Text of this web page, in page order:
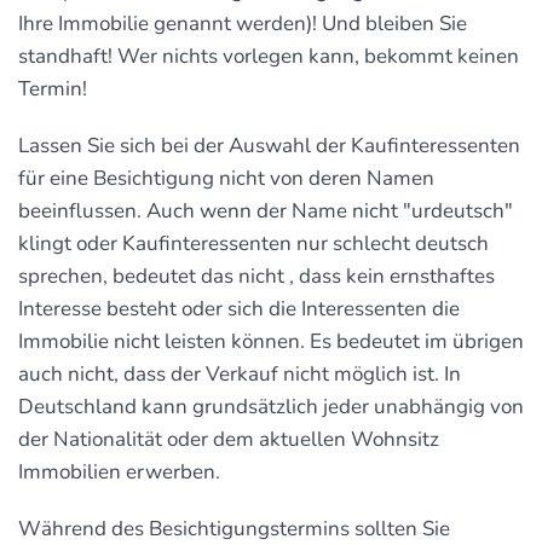
Ihre Immobilie genannt werden)! Und bleiben Sie
standhaft! Wer nichts vorlegen kann, bekommt keinen
Termin!
Lassen Sie sich bei der Auswahl der Kaufinteressenten
für eine Besichtigung nicht von deren Namen
beeinflussen. Auch wenn der Name nicht "urdeutsch"
klingt oder Kaufinteressenten nur schlecht deutsch
sprechen, bedeutet das nicht , dass kein ernsthaftes
Interesse besteht oder sich die Interessenten die
Immobilie nicht leisten können. Es bedeutet im übrigen
auch nicht, dass der Verkauf nicht möglich ist. In
Deutschland kann grundsätzlich jeder unabhängig von
der Nationalität oder dem aktuellen Wohnsitz
Immobilien erwerben.
Während des Besichtigungstermins sollten Sie